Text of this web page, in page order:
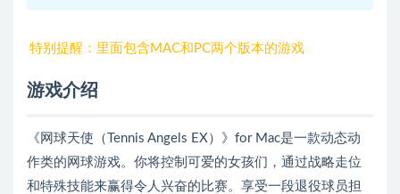
特别提醒：里面包含MAC和PC两个版本的游戏
游戏介绍
《网球天使（Tennis Angels EX）》for Mac是一款动态动
作类的网球游戏。你将控制可爱的女孩们，通过战略走位
和特殊技能来赢得令人兴奋的比赛。享受一段退役球员担